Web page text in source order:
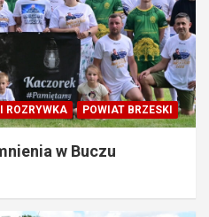
ROZRYWKA POWIAT BRZESKI
w Buczu